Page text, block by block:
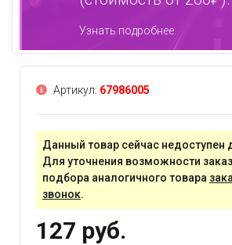
Узнать подробнее.
Артикул: 67986005
Данный товар сейчас недоступен
Для уточнения возможности
подбора аналогичного товара
звонок.
127 руб.